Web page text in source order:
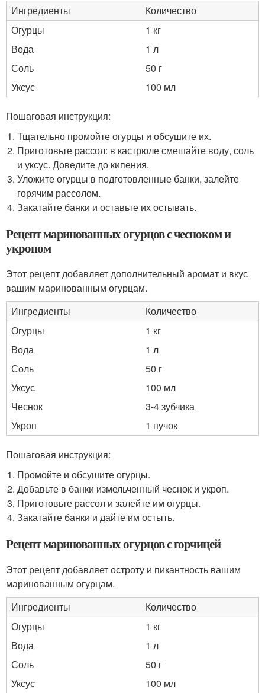
Ингредиенты
Количество
Огурцы
1 кг
Вода
1 л
Соль
50 г
Уксус
100 мл
Пошаговая инструкция:
Тщательно промойте огурцы и обсушите их.
Приготовьте рассол: в кастрюле смешайте воду, соль
и уксус. Доведите до кипения.
Уложите огурцы в подготовленные банки, залейте
горячим рассолом.
Закатайте банки и оставьте их остывать.
Рецепт маринованных огурцов с чесноком и
укропом
Этот рецепт добавляет дополнительный аромат и вкус
вашим маринованным огурцам.
Ингредиенты
Количество
Огурцы
1 кг
Вода
1 л
Соль
50 г
Уксус
100 мл
Чеснок
3-4 зубчика
Укроп
1 пучок
Пошаговая инструкция:
Промойте и обсушите огурцы.
Добавьте в банки измельченный чеснок и укроп.
Приготовьте рассол и залейте им огурцы.
Закатайте банки и дайте им остыть.
Рецепт маринованных огурцов с горчицей
Этот рецепт добавляет остроту и пикантность вашим
маринованным огурцам.
Ингредиенты
Количество
Огурцы
1 кг
Вода
1 л
Соль
50 г
Уксус
100 мл